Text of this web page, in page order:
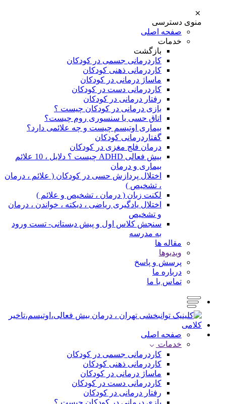
منوی دسترسی
صفحه اصلی
خدمات
بازگشت
کاردرمانی جسمی در کودکان
کاردرمانی ذهنی کودکان
ماساژ درمانی در کودکان
کاردرمانی دست در کودکان
رفتار درمانی در کودکان
بازی درمانی در کودکان چیست ؟
اتاق حسی یا سنسوری روم چیست؟
بیماری اوتیسم چیست و چه علائمی دارد؟
گفتاردرمانی کودکان
درمان فلج مغزی در کودکان
بیش فعالی ADHD چیست ؟ دلایل ، 10 علائم
بیماری و درمان
اختلال پردازش حسی در کودکان ( علائم ، درمان
، تشخیص )
لکنت زبان ( درمان ، تشخیص و علائم )
اختلال یادگیری ریاضی ، دیکته ، خواندن ، درمان
و تشخیص
سنجش کلاس اول و پیش دبستانی- تست ورود
به مدرسه
مقاله ها
ویدیوها
پرسش و پاسخ
درباره ما
تماس با ما
صفحه اصلی
خدمات
کاردرمانی جسمی در کودکان
کاردرمانی ذهنی کودکان
ماساژ درمانی در کودکان
کاردرمانی دست در کودکان
رفتار درمانی در کودکان
بازی درمانی در کودکان چیست ؟